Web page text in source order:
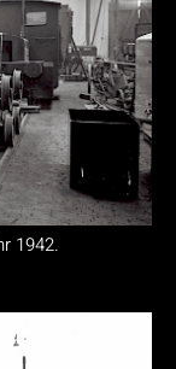
1942.